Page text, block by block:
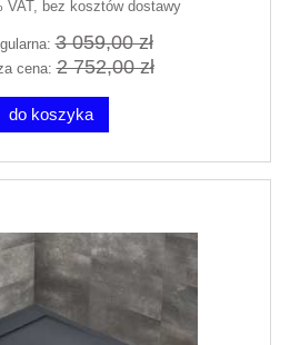
VAT, bez kosztów dostawy
3 059,00 zł
cena:2 752,00 zł
do koszyka